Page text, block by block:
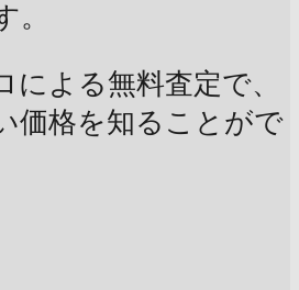
。
による無料査定で、
価格を知ることがで